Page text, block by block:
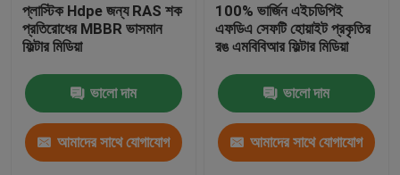
প্লাস্টিক Hdpe জন্য RAS শক
প্রতিরোধের MBBR ভাসমান
ফিল্টার মিডিয়া
ভালো দাম
আমাদের সাথে যোগাযোগ
100% ভার্জিন এইচডিপিই
এফডিএ সেফটি হোয়াইট প্রকৃতির
রঙ এমবিবিআর ফিল্টার মিডিয়া
ভালো দাম
আমাদের সাথে যোগাযোগ